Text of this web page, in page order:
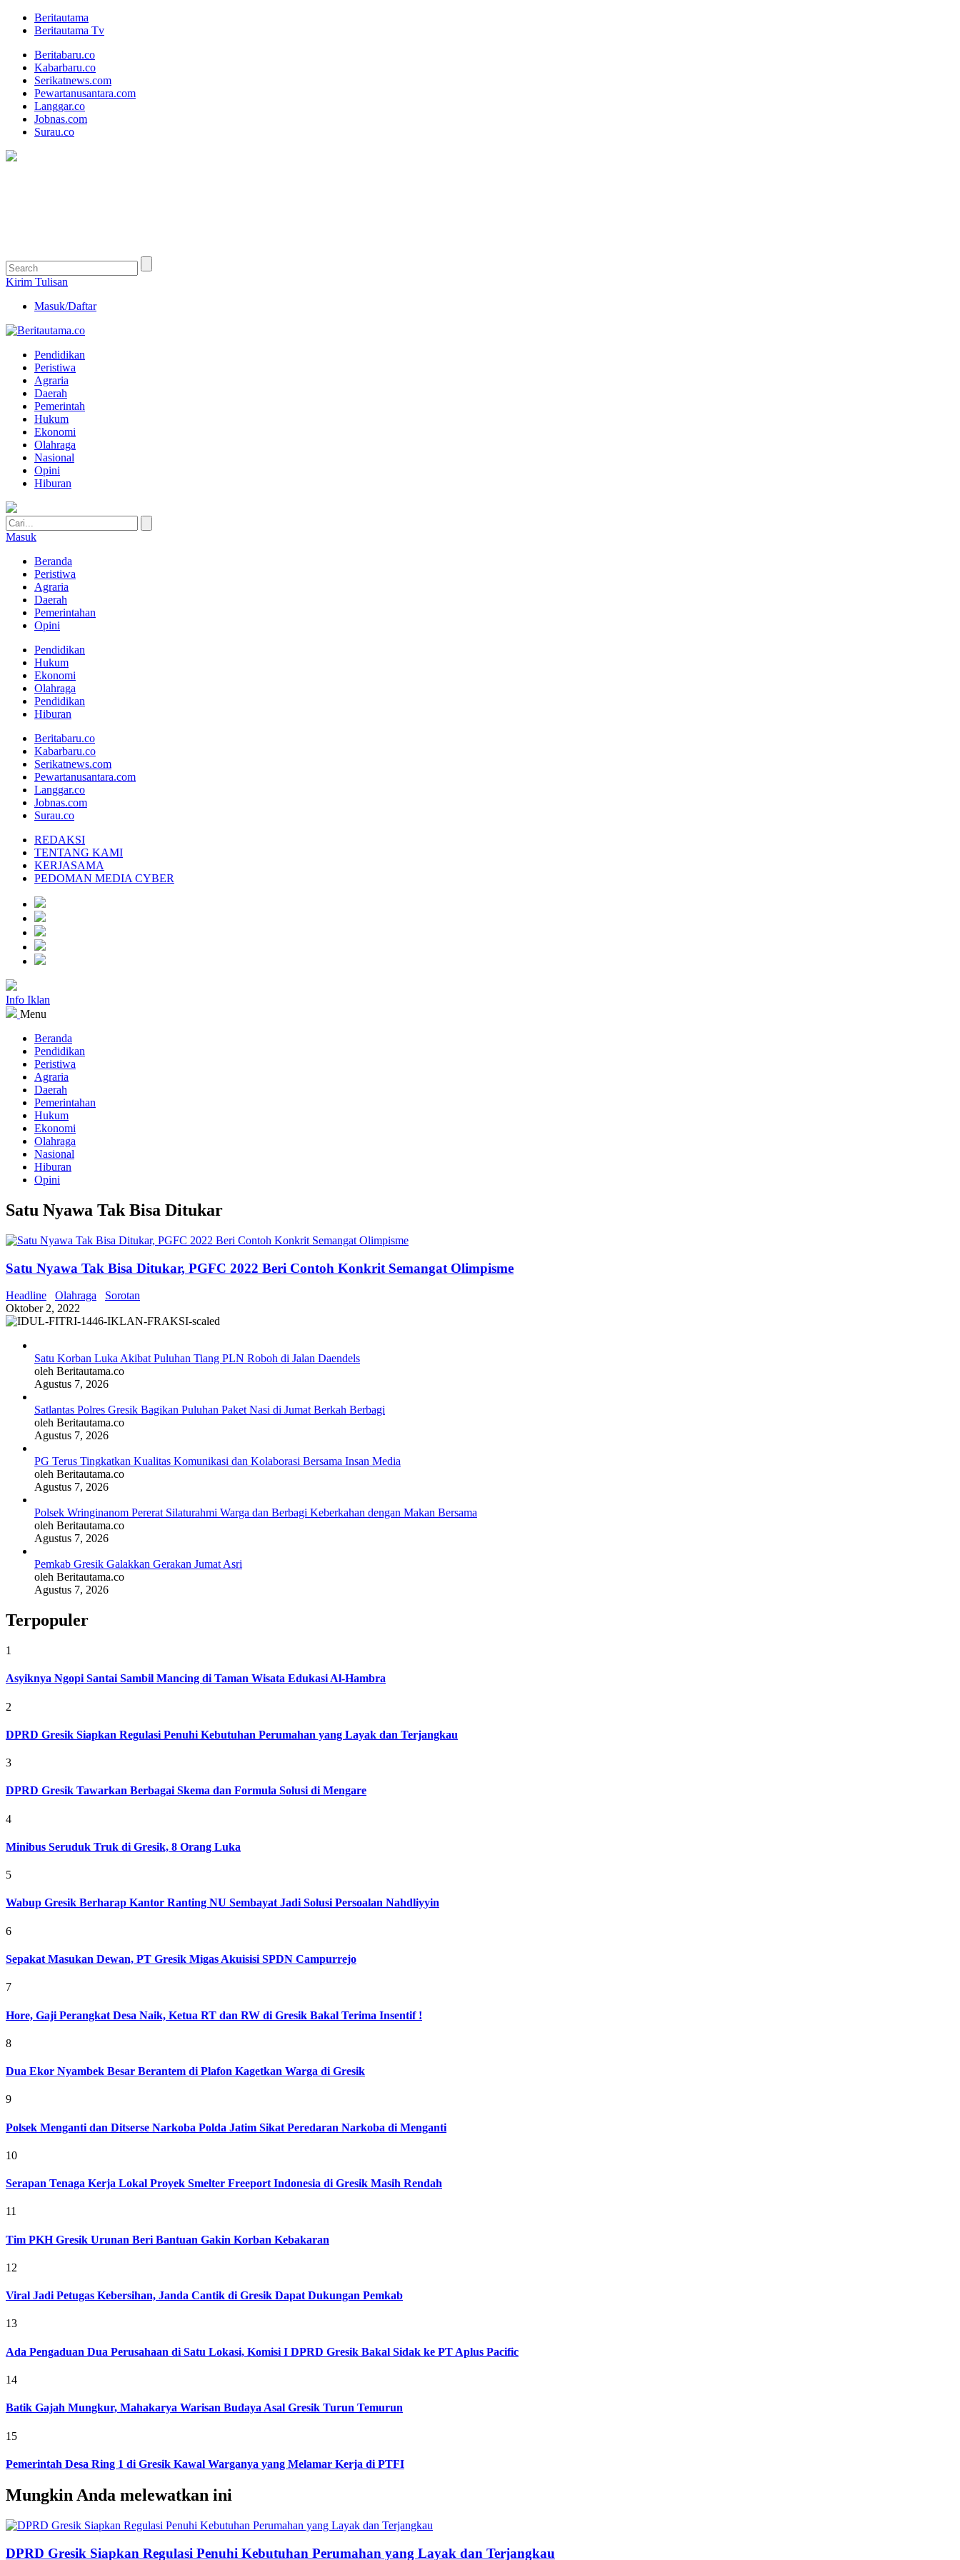
Beritautama
Beritautama Tv
Beritabaru.co
Kabarbaru.co
Serikatnews.com
Pewartanusantara.com
Langgar.co
Jobnas.com
Surau.co
Kirim Tulisan
Masuk/Daftar
Pendidikan
Peristiwa
Agraria
Daerah
Pemerintah
Hukum
Ekonomi
Olahraga
Nasional
Opini
Hiburan
Masuk
Beranda
Peristiwa
Agraria
Daerah
Pemerintahan
Opini
Pendidikan
Hukum
Ekonomi
Olahraga
Pendidikan
Hiburan
Beritabaru.co
Kabarbaru.co
Serikatnews.com
Pewartanusantara.com
Langgar.co
Jobnas.com
Surau.co
REDAKSI
TENTANG KAMI
KERJASAMA
PEDOMAN MEDIA CYBER
Info Iklan
Menu
Beranda
Pendidikan
Peristiwa
Agraria
Daerah
Pemerintahan
Hukum
Ekonomi
Olahraga
Nasional
Hiburan
Opini
Satu Nyawa Tak Bisa Ditukar
Satu Nyawa Tak Bisa Ditukar, PGFC 2022 Beri Contoh Konkrit Semangat Olimpisme
Headline Olahraga
Sorotan
Oktober 2, 2022
Satu Korban Luka Akibat Puluhan Tiang PLN Roboh di Jalan Daendels
oleh Beritautama.co
Agustus 7, 2026
Satlantas Polres Gresik Bagikan Puluhan Paket Nasi di Jumat Berkah Berbagi
oleh Beritautama.co
Agustus 7, 2026
PG Terus Tingkatkan Kualitas Komunikasi dan Kolaborasi Bersama Insan Media
oleh Beritautama.co
Agustus 7, 2026
Polsek Wringinanom Pererat Silaturahmi Warga dan Berbagi Keberkahan dengan Makan Bersama
oleh Beritautama.co
Agustus 7, 2026
Pemkab Gresik Galakkan Gerakan Jumat Asri
oleh Beritautama.co
Agustus 7, 2026
Terpopuler
1
Asyiknya Ngopi Santai Sambil Mancing di Taman Wisata Edukasi Al-Hambra
2
DPRD Gresik Siapkan Regulasi Penuhi Kebutuhan Perumahan yang Layak dan Terjangkau
3
DPRD Gresik Tawarkan Berbagai Skema dan Formula Solusi di Mengare
4
Minibus Seruduk Truk di Gresik, 8 Orang Luka
5
Wabup Gresik Berharap Kantor Ranting NU Sembayat Jadi Solusi Persoalan Nahdliyyin
6
Sepakat Masukan Dewan, PT Gresik Migas Akuisisi SPDN Campurrejo
7
Hore, Gaji Perangkat Desa Naik, Ketua RT dan RW di Gresik Bakal Terima Insentif !
8
Dua Ekor Nyambek Besar Berantem di Plafon Kagetkan Warga di Gresik
9
Polsek Menganti dan Ditserse Narkoba Polda Jatim Sikat Peredaran Narkoba di Menganti
10
Serapan Tenaga Kerja Lokal Proyek Smelter Freeport Indonesia di Gresik Masih Rendah
11
Tim PKH Gresik Urunan Beri Bantuan Gakin Korban Kebakaran
12
Viral Jadi Petugas Kebersihan, Janda Cantik di Gresik Dapat Dukungan Pemkab
13
Ada Pengaduan Dua Perusahaan di Satu Lokasi, Komisi I DPRD Gresik Bakal Sidak ke PT Aplus Pacific
14
Batik Gajah Mungkur, Mahakarya Warisan Budaya Asal Gresik Turun Temurun
15
Pemerintah Desa Ring 1 di Gresik Kawal Warganya yang Melamar Kerja di PTFI
Mungkin Anda melewatkan ini
DPRD Gresik Siapkan Regulasi Penuhi Kebutuhan Perumahan yang Layak dan Terjangkau